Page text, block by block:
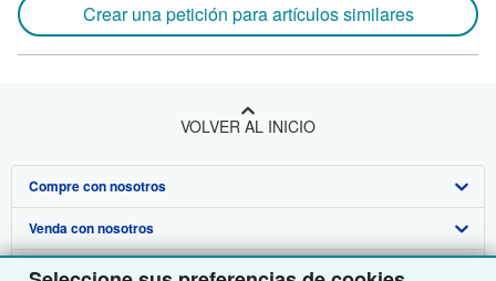
Crear una petición para artículos similares
VOLVER AL INICIO
Compre con nosotros
Búsqueda avanzada
Colecciones
Venda con nosotros
Comenzar a vender
Sobre nosotros